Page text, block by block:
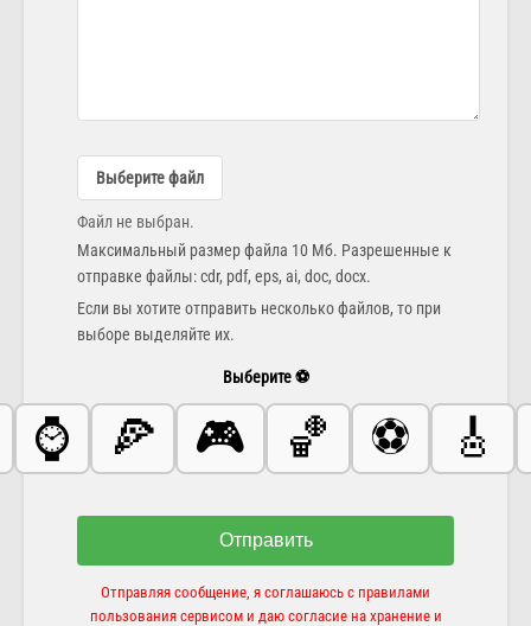
Выберите файл
Файл не выбран.
Максимальный размер файла 10 Мб. Разрешенные к
отправке файлы: cdr, pdf, eps, ai, doc, docx.
Если вы хотите отправить несколько файлов, то при
выборе выделяйте их.
Выберите ⚽️
⌚️ 🍕 🎮 🏀 ⚽️ 🎸
Отправить
Отправляя сообщение, я соглашаюсь с правилами
пользования сервисом и даю согласие на хранение и